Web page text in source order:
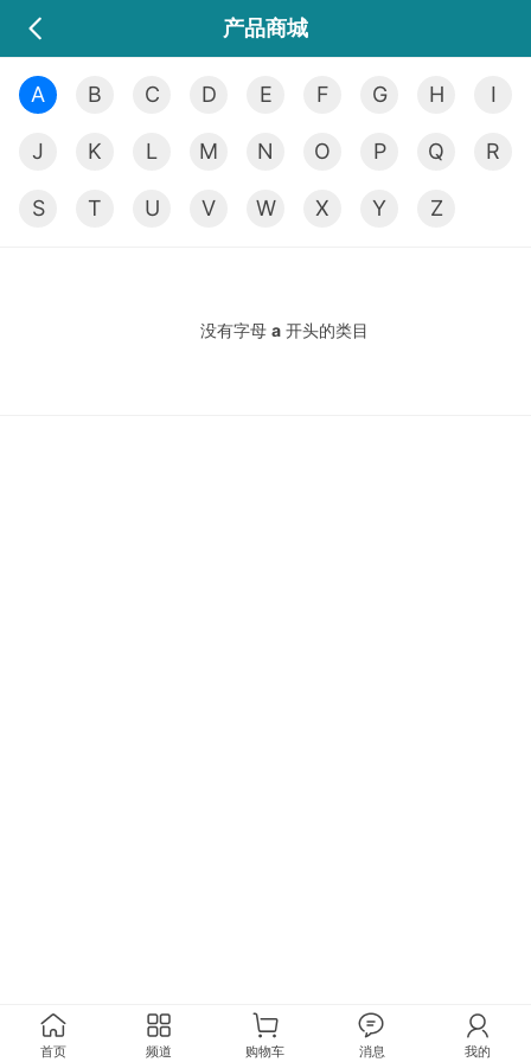
产品商城
A B C D E F G H I
J K L M N O P Q R
S T U V W X Y Z
没有字母 a 开头的类目
首页 频道 购物车 消息 我的